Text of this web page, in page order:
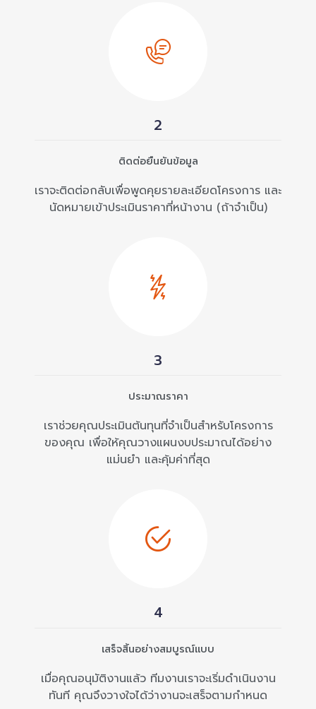
2
ติดต่อยืนยันข้อมูล
เราจะติดต่อกลับเพื่อพูดคุยรายละเอียดโครงการ และ
นัดหมายเข้าประเมินราคาที่หน้างาน (ถ้าจำเป็น)
3
ประมาณราคา
เราช่วยคุณประเมินต้นทุนที่จำเป็นสำหรับโครงการ
ของคุณ เพื่อให้คุณวางแผนงบประมาณได้อย่าง
แม่นยำ และคุ้มค่าที่สุด
4
เสร็จสิ้นอย่างสมบูรณ์แบบ
เมื่อคุณอนุมัติงานแล้ว ทีมงานเราจะเริ่มดำเนินงาน
ทันที คุณจึงวางใจได้ว่างานจะเสร็จตามกำหนด